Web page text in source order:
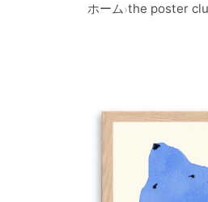
ホーム›the poster